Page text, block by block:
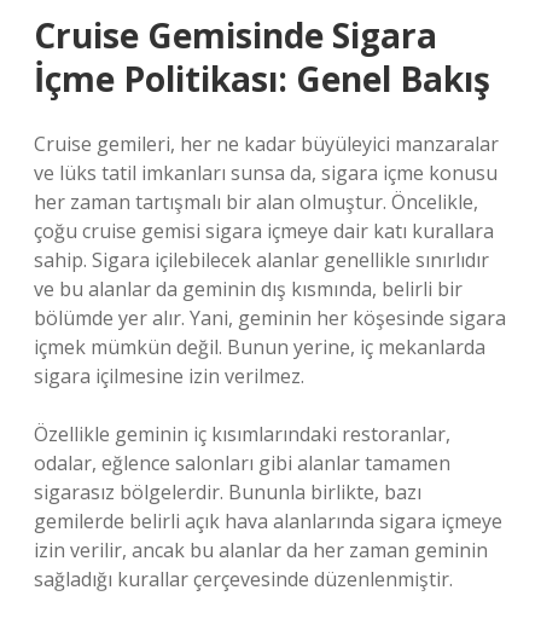
Cruise Gemisinde Sigara
İçme Politikası: Genel Bakış
Cruise gemileri, her ne kadar büyüleyici manzaralar
ve lüks tatil imkanları sunsa da, sigara içme konusu
her zaman tartışmalı bir alan olmuştur. Öncelikle,
çoğu cruise gemisi sigara içmeye dair katı kurallara
sahip. Sigara içilebilecek alanlar genellikle sınırlıdır
ve bu alanlar da geminin dış kısmında, belirli bir
bölümde yer alır. Yani, geminin her köşesinde sigara
içmek mümkün değil. Bunun yerine, iç mekanlarda
sigara içilmesine izin verilmez.
Özellikle geminin iç kısımlarındaki restoranlar,
odalar, eğlence salonları gibi alanlar tamamen
sigarasız bölgelerdir. Bununla birlikte, bazı
gemilerde belirli açık hava alanlarında sigara içmeye
izin verilir, ancak bu alanlar da her zaman geminin
sağladığı kurallar çerçevesinde düzenlenmiştir.